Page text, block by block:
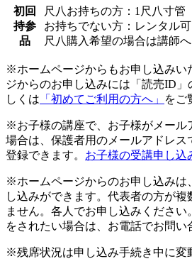
初回
持参
品
尺八お持ちの方：1尺八寸管
お持ちでない方：レンタル可
尺八購入希望の場合は講師へ
※ホームページからもお申し込みい
ジからのお申し込みには「読売ID
しくは 「初めてご利用の方へ」 をご
※お子様の講座で、お子様がメール
場合は、保護者用のメールアドレス
登録できます。 お子様の受講申し込
※ホームページからのお申し込みは
し込みができます。代表者の方が複
ません。各人でお申し込みくださ
をされたい場合は、お電話でお問い
※残席状況は申し込み手続き中に変